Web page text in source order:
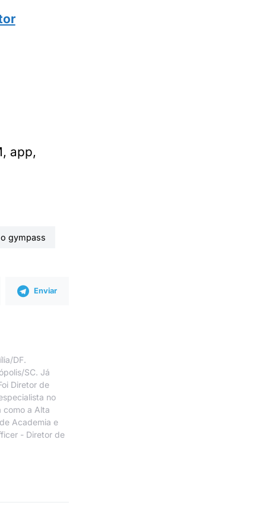
app,
gympass
Enviar
DF.
SC. Já
Diretor de
no
como a Alta
Academia e
- Diretor de